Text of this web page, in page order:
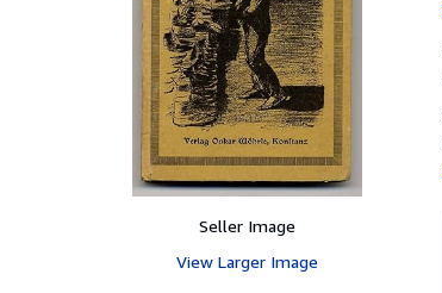
Seller Image
View Larger Image